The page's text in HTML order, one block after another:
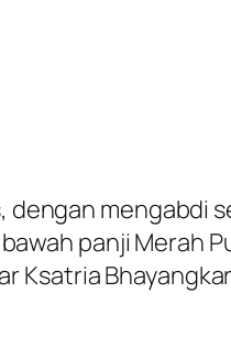
dengan mengabdi
panji Merah
Ksatria